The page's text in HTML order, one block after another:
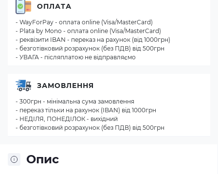
Опис
ОПЛАТА
- WayForPay - оплата online (Visa/MasterCard)
- Plata by Mono - оплата online (Visa/MasterCard)
- реквізити IBAN - переказ на рахунок (від 1000грн)
- безготівковий розрахунок (без ПДВ) від 500грн
- УВАГА - післяплатою не відправляємо
ЗАМОВЛЕННЯ
- 300грн - мінімальна сума замовлення
- переказ тільки на рахунок (IBAN) від 1000грн
- НЕДІЛЯ, ПОНЕДІЛОК - вихідний
- безготівковий розрахунок (без ПДВ) від 500грн